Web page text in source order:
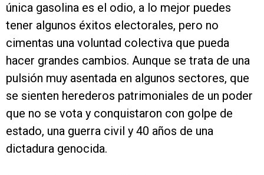
única gasolina es el odio, a lo mejor puedes
tener algunos éxitos electorales, pero no
cimentas una voluntad colectiva que pueda
hacer grandes cambios. Aunque se trata de una
pulsión muy asentada en algunos sectores, que
se sienten herederos patrimoniales de un poder
que no se vota y conquistaron con golpe de
estado, una guerra civil y 40 años de una
dictadura genocida.